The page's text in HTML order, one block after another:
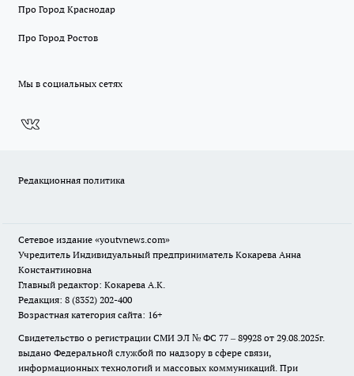
Про Город Краснодар
Про Город Ростов
Мы в социальных сетях
Редакционная политика
Сетевое издание «youtvnews.com»
Учредитель Индивидуальный предприниматель Кокарева Анна
Константиновна
Главный редактор: Кокарева А.К.
Редакция: 8 (8352) 202-400
Возрастная категория сайта: 16+
Свидетельство о регистрации СМИ ЭЛ № ФС 77 – 89928 от 29.08.2025г.
выдано Федеральной службой по надзору в сфере связи,
информационных технологий и массовых коммуникаций. При